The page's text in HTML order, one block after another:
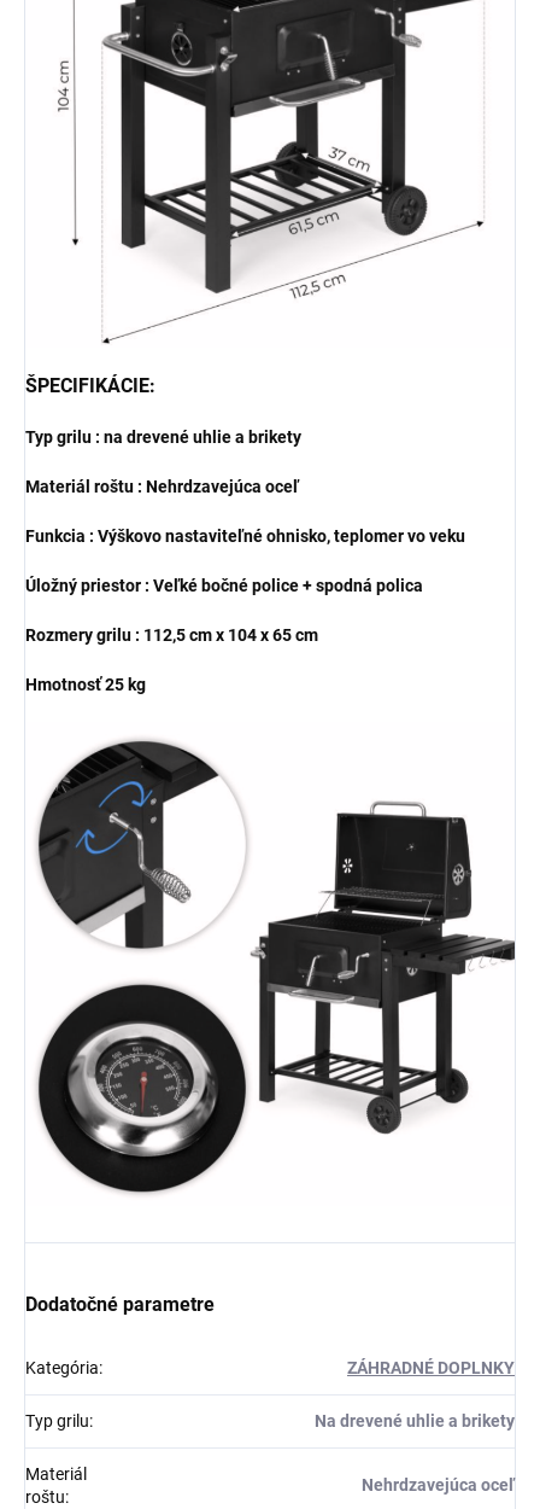
ŠPECIFIKÁCIE:
Typ grilu : na drevené uhlie a brikety
Materiál roštu : Nehrdzavejúca oceľ
Funkcia : Výškovo nastaviteľné ohnisko, teplomer vo veku
Úložný priestor : Veľké bočné police + spodná polica
Rozmery grilu : 112,5 cm x 104 x 65 cm
Hmotnosť 25 kg
Dodatočné parametre
Kategória: ZÁHRADNÉ DOPLNKY
Typ grilu: Na drevené uhlie a brikety
Materiál
roštu:
Nehrdzavejúca oceľ